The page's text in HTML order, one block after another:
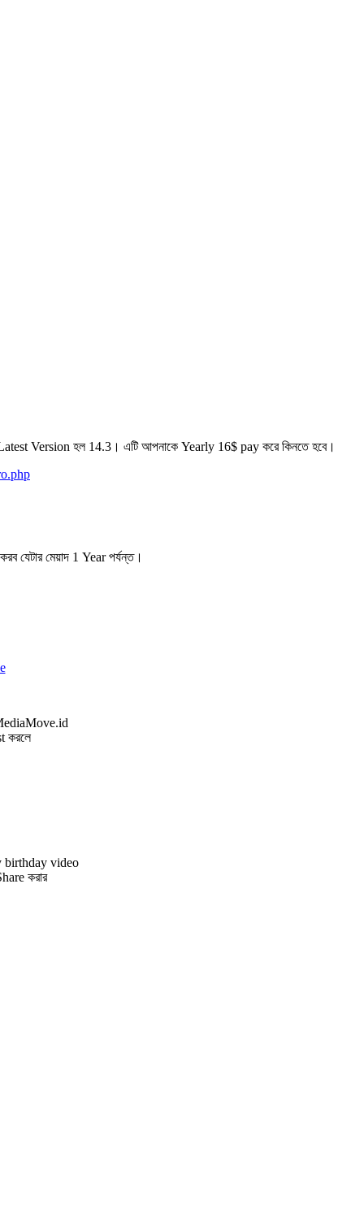
Version হল 14.3। এটি আপনাকে Yearly 16$ pay করে কিনতে হবে।
মেয়াদ 1 Year পর্যন্ত।
করলে
করার